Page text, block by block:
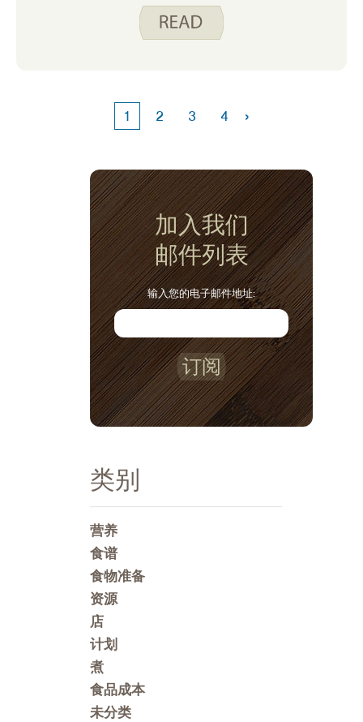
1 2 3 4 ›
加入我们
邮件列表
输入您的电子邮件地址:
订阅
类别
营养
食谱
食物准备
资源
店
计划
煮
食品成本
未分类